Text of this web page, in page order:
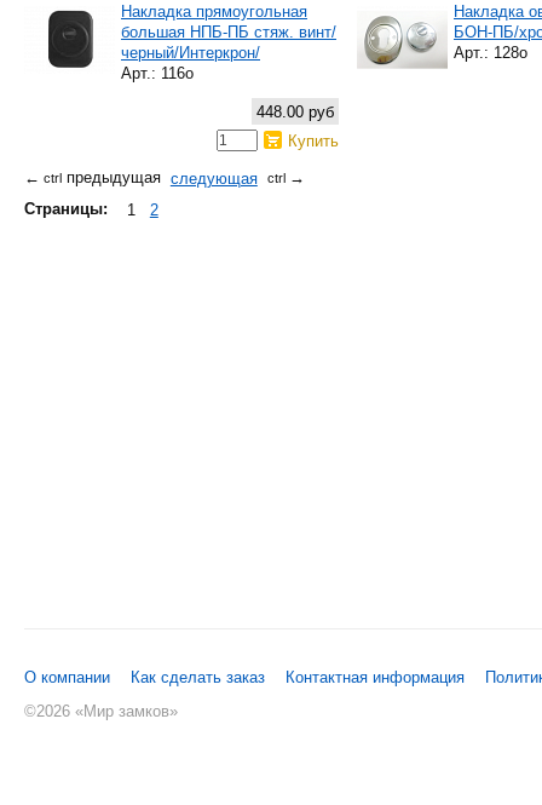
Накладка прямоугольная
большая НПБ-ПБ стяж. винт/
черный/Интеркрон/
Арт.: 116о
448.00 руб
Купить
Накладка
БОН-ПБ/
Арт.: 128о
← ctrl предыдущая следующая ctrl →
Страницы: 1 2
О компании Как сделать заказ Контактная информация
©2026 «Мир замков»